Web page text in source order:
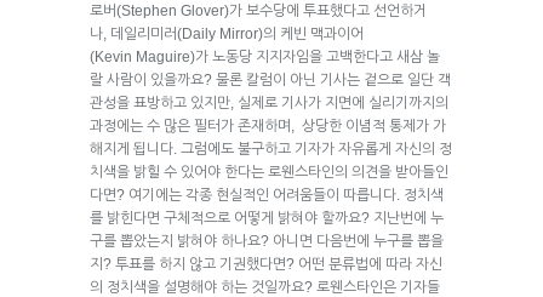
로버(Stephen Glover)가 보수당에 투표했다고 선언하거
나, 데일리미러(Daily Mirror)의 케빈 맥과이어
(Kevin Maguire)가 노동당 지지자임을 고백한다고 새삼 놀
랄 사람이 있을까요? 물론 칼럼이 아닌 기사는 겉으로 일단 객
관성을 표방하고 있지만, 실제로 기사가 지면에 실리기까지의
과정에는 수 많은 필터가 존재하며, 상당한 이념적 통제가 가
해지게 됩니다. 그럼에도 불구하고 기자가 자유롭게 자신의 정
치색을 밝힐 수 있어야 한다는 로웬스타인의 의견을 받아들인
다면? 여기에는 각종 현실적인 어려움들이 따릅니다. 정치색
를 밝힌다면 구체적으로 어떻게 밝혀야 할까요? 지난번에 누
구를 뽑았는지 밝혀야 하나요? 아니면 다음번에 누구를 뽑을
지? 투표를 하지 않고 기권했다면? 어떤 분류법에 따라 자신
의 정치색을 설명해야 하는 것일까요? 로웬스타인은 기자들